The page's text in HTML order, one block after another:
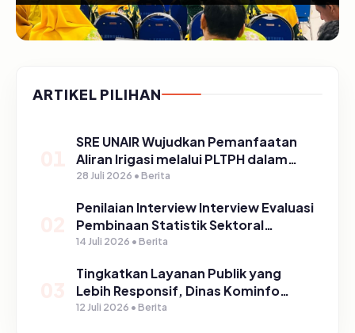
ARTIKEL PILIHAN
SRE UNAIR Wujudkan Pemanfaatan
Aliran Irigasi melalui PLTPH dalam
Program TIRTA PELITA di Desa
28 Juli 2026 • Berita
Penilaian Interview Interview Evaluasi
Pembinaan Statistik Sektoral
Kabupaten Pasuruan
14 Juli 2026 • Berita
Tingkatkan Layanan Publik yang
Lebih Responsif, Dinas Kominfo
Gelar Sosialisasi SP4N Lapor di
12 Juli 2026 • Berita